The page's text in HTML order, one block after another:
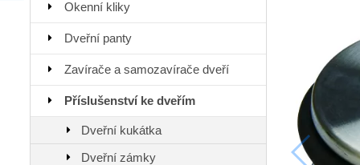
Okenní kliky
Dveřní panty
Zavírače a samozavírače dveří
Příslušenství ke dveřím
Dveřní kukátka
Dveřní zámky